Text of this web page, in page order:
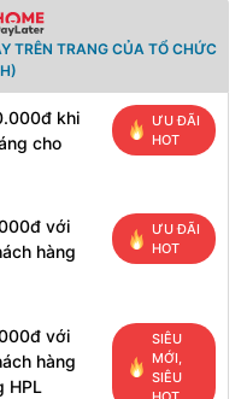
TRÊN TRANG CỦA TỔ CHỨC
khi
cho
ƯU ĐÃI
HOT
với
hàng
ƯU ĐÃI
HOT
với
hàng
HPL
SIÊU
MỚI,
SIÊU